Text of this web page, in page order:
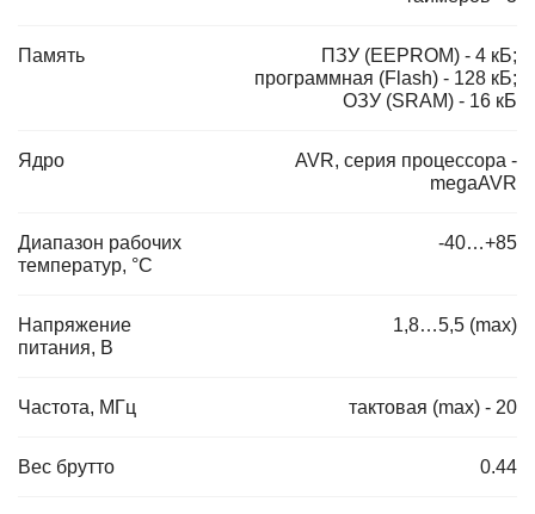
Память
ПЗУ (EEPROM) - 4 кБ;
программная (Flash) - 128 кБ;
ОЗУ (SRAM) - 16 кБ
Ядро
AVR, серия процессора -
megaAVR
Диапазон рабочих
температур, °C
-40…+85
Напряжение
питания, В
1,8…5,5 (max)
Частота, МГц тактовая (max) - 20
Вес брутто 0.44